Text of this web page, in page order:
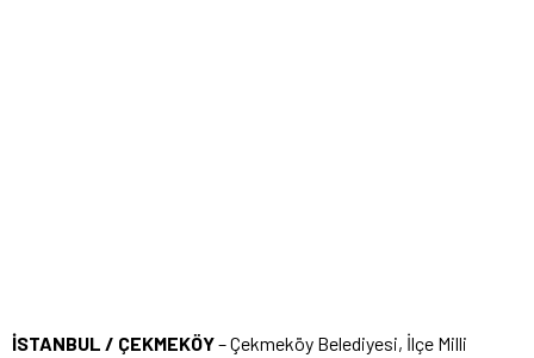
İSTANBUL / ÇEKMEKÖY– Çekmeköy Belediyesi, İlçe Milli